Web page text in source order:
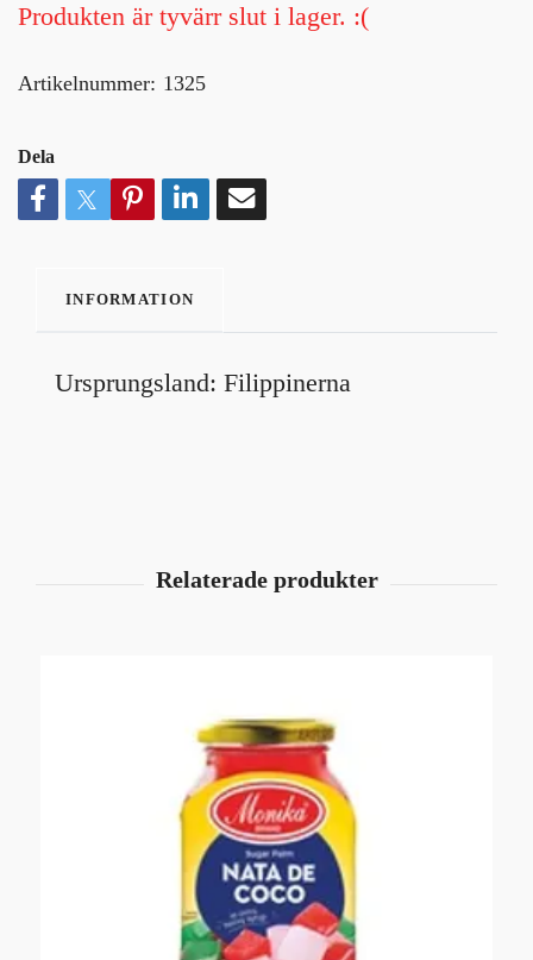
Produkten är tyvärr slut i lager. :(
Artikelnummer: 1325
Dela
INFORMATION
Ursprungsland: Filippinerna